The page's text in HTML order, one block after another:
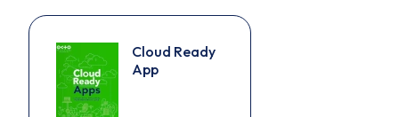
Cloud Ready
App